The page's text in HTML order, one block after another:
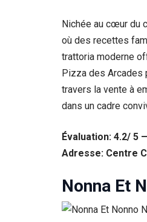
Nichée au cœur du
où des recettes
trattoria moderne
Pizza des Arcades
travers la vente à
dans un cadre
Évaluation: 4.2/ 5
Adresse: Centre
Nonna Et